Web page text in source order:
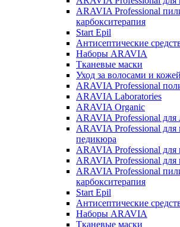
ARAVIA Professional
карбокситерапия
Start Epil
Антисептические
Наборы ARAVIA
Тканевые маски
Уход за волосами и
ARAVIA Professional
ARAVIA Laboratories
ARAVIA Organic
ARAVIA Professional для
ARAVIA Professional
педикюра
ARAVIA Professional для
ARAVIA Professional для
ARAVIA Professional
карбокситерапия
Start Epil
Антисептические
Наборы ARAVIA
Тканевые маски